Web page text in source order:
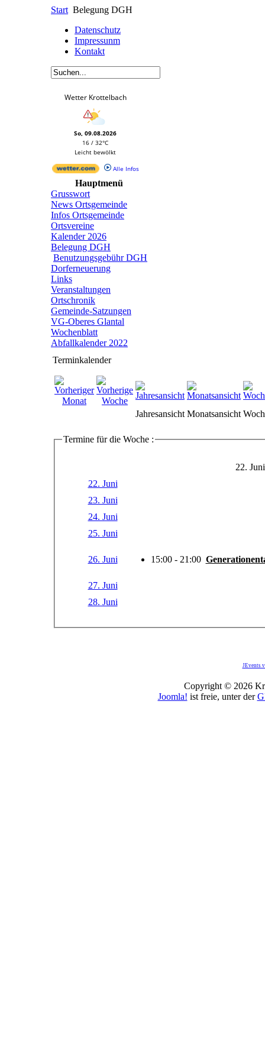
Start Belegung DGH
Datenschutz
Impressunm
Kontakt
Wetter Krottelbach
So, 09.08.2026
16 / 32°C
Leicht bewölkt
Alle Infos
Hauptmenü
Grusswort
News Ortsgemeinde
Infos Ortsgemeinde
Ortsvereine
Kalender 2026
Belegung DGH
Benutzungsgebühr DGH
Dorferneuerung
Links
Veranstaltungen
Ortschronik
Gemeinde-Satzungen
VG-Oberes Glantal
Wochenblatt
Abfallkalender 2022
Terminkalender
Jahresansicht Monatsansicht
Termine für die Woche :
22.
22. Juni
23. Juni
24. Juni
25. Juni
26. Juni 15:00 - 21:00
27. Juni
28. Juni
JEvents
Copyright © 2026
Joomla! ist freie, unter der